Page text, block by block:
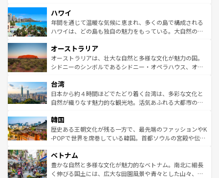
ば市内交通費無料で観光を楽しむこともできる。 なお、新
着のスイス情報はコンテンツ一覧 を参照してほしい。
のような巨大都市は、観光、ショッピング、エンターテイ
ンメントが詰まった刺激的なスポットだ。一方、アメリカ
西部には大自然が広がり、グランドキャニオンやイエロー
部のニューオーリンズでは、音楽と美食が融合した独特の
文化が魅力。旅行者はアメリカの各地域で異なる魅力を楽
しみながら、その多様性と豊かな歴史を感じることができ
ならではの贅沢な旅のスタイルだ。 なお、新着のアメリカ
情報はコンテンツ一覧を参照してほしい。
ハワイ
年間を通じて温暖な気候に恵まれ、多くの島で構成される
ハワイは、どの島も独自の魅力をもっている。大自然の神
ワイ島は見逃せない。また、定番の観光地といえばオアフ
島だが、静かな自然を求めるならマウイ島やカウアイ島が
おすすめ。エメラルドグリーンに輝く海をはじめ、豊かな
れるおもてなしの心で訪れる人々を迎えてくれるハワイの
人々、おいしいローカルフードやハワイアンミュージッ
ク、伝統的なフラダンスなど、すべてがハワイの魅力を彩
ワイを、存分に味わってほしい。 なお、新着のハワイ情報
はコンテンツ一覧を参照してほしい。
オーストラリア
オーストラリアは、壮大な自然と多様な文化が魅力の国。
シドニーのシンボルであるシドニー・オペラハウス、オー
リアリーフや大陸中央部にそびえるウルル（エアーズロッ
ク）、タスマニアの美しい原生林やケアンズの熱帯雨林な
ど、見どころがたくさん。また、カフェやワイン、オージ
いる。アクティビティも充実しており、サーフィンやダイ
ビング、ハイキングなど、アウトドア好きにはたまらな
い。オーストラリアの多彩な魅力を存分に味わいつくそ
参照してほしい。
台湾
日本から約４時間ほどでたどり着く台湾は、多彩な文化と
自然が織りなす魅力的な観光地。活気あふれる大都市の台
ン）、静ひつな山岳地帯である台湾東部など、都市の喧騒
と山間の静けさが共存しており、訪れる人に新しい発見と
驚きをもたらしてくれる。また、奥深い台湾の食文化も魅
容にもいいと評判のスイーツなど、バラエティ豊かな料理
が味わえる。 なお、新着の台湾情報は コンテンツ一覧を参
照してほしい。
韓国
歴史ある王朝文化が残る一方で、最先端のファッションやK
-POPで世界を席巻している韓国。首都ソウルの宮殿や伝統
き、地方に足を延ばせば四季折々の自然美を楽しむことが
できる。そして、キムチや焼肉、絶品のストリートフード
まで、さまざまな韓国料理が待っている。夜には、韓国な
ベトナム
豊かな自然と多様な文化が魅力的なベトナム。南北に細長
く伸びる国土には、広大な田園風景や青々とした山々、世